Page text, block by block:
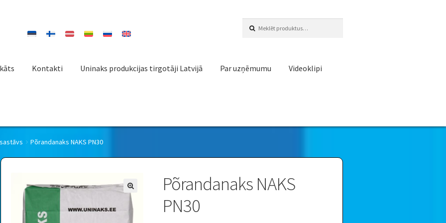
Kontakti Uninaks produkcijas tirgotāji Latvijā Par uzņēmumu Videoklipi
Põrandanaks NAKS PN30
Põrandanaks NAKS
PN30